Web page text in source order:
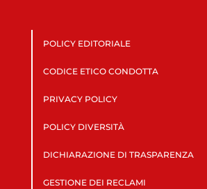
POLICY EDITORIALE
CODICE ETICO CONDOTTA
PRIVACY POLICY
POLICY DIVERSITÀ
DICHIARAZIONE DI TRASPARENZA
GESTIONE DEI RECLAMI